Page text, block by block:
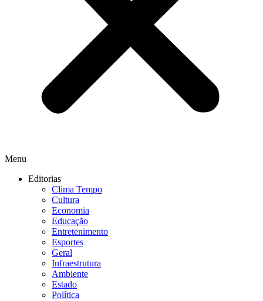
Menu
Editorias
Clima Tempo
Cultura
Economia
Educação
Entretenimento
Esportes
Geral
Infraestrutura
Ambiente
Estado
Política